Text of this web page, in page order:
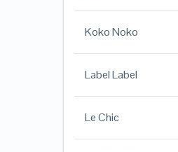
Koko Noko
Label Label
Le Chic